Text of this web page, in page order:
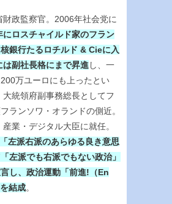
財政監察官。2006年社会党に
にロスチャイルド家のフラン
銀行たるロチルド & Cieに入
副社長格にまで昇進 し、一
万ユーロにも上ったとい
大統領府副事務総長としてフ
ランソワ・オランドの側近。
業・デジタル大臣に就任。
左派右派のあらゆる良き意思
左派でも右派でもない政治」
し、政治運動「前進!（En
結成。